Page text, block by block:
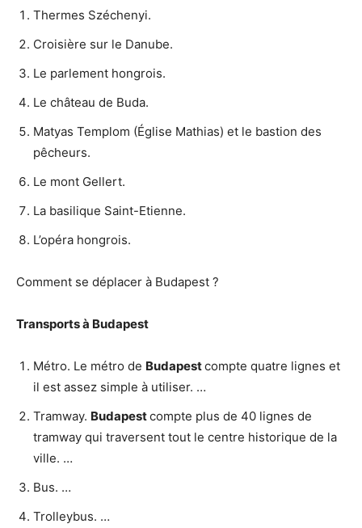
Thermes Széchenyi.
Croisière sur le Danube.
Le parlement hongrois.
Le château de Buda.
Matyas Templom (Église Mathias) et le bastion des
pêcheurs.
Le mont Gellert.
La basilique Saint-Etienne.
L’opéra hongrois.
Comment se déplacer à Budapest ?
Transports à Budapest
Métro. Le métro de Budapestcompte quatre lignes et
il est assez simple à utiliser. …
Tramway. Budapestcompte plus de 40 lignes de
tramway qui traversent tout le centre historique de la
ville. …
Bus. …
Trolleybus. …